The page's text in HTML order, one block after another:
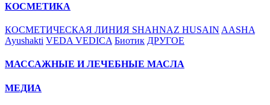
КОСМЕТИКА
КОСМЕТИЧЕСКАЯ ЛИНИЯ SHAHNAZ HUSAIN AASHA
Ayushakti VEDA VEDICA Биотик ДРУГОЕ
МАССАЖНЫЕ И ЛЕЧЕБНЫЕ МАСЛА
МЕДИА